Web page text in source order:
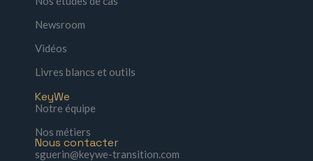
Newsroom
Vidéos
Livres blancs et outils
KeyWe
Notre équipe
Nos métiers
Nous contacter
sguerin@keywe-transition.com